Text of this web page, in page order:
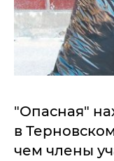
"Опасная"
в
чем члены